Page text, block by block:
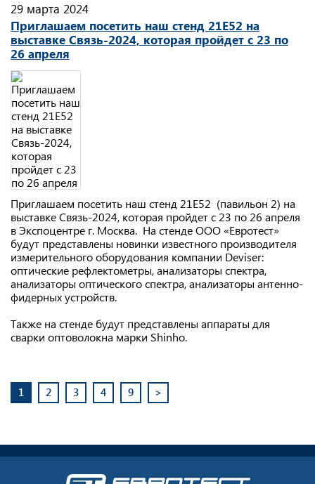
29 марта 2024
Приглашаем посетить наш стенд 21Е52 на
выставке Связь-2024, которая пройдет с 23 по
26 апреля
Приглашаем посетить наш стенд 21Е52 (павильон 2) на
выставке Связь-2024, которая пройдет с 23 по 26 апреля
в Экспоцентре г. Москва. На стенде ООО «Евротест»
будут представлены новинки известного производителя
измерительного оборудования компании Deviser:
оптические рефлектометры, анализаторы спектра,
анализаторы оптического спектра, анализаторы антенно-
фидерных устройств.
Также на стенде будут представлены аппараты для
сварки оптоволокна марки Shinho.
1 2 3 4 9 >